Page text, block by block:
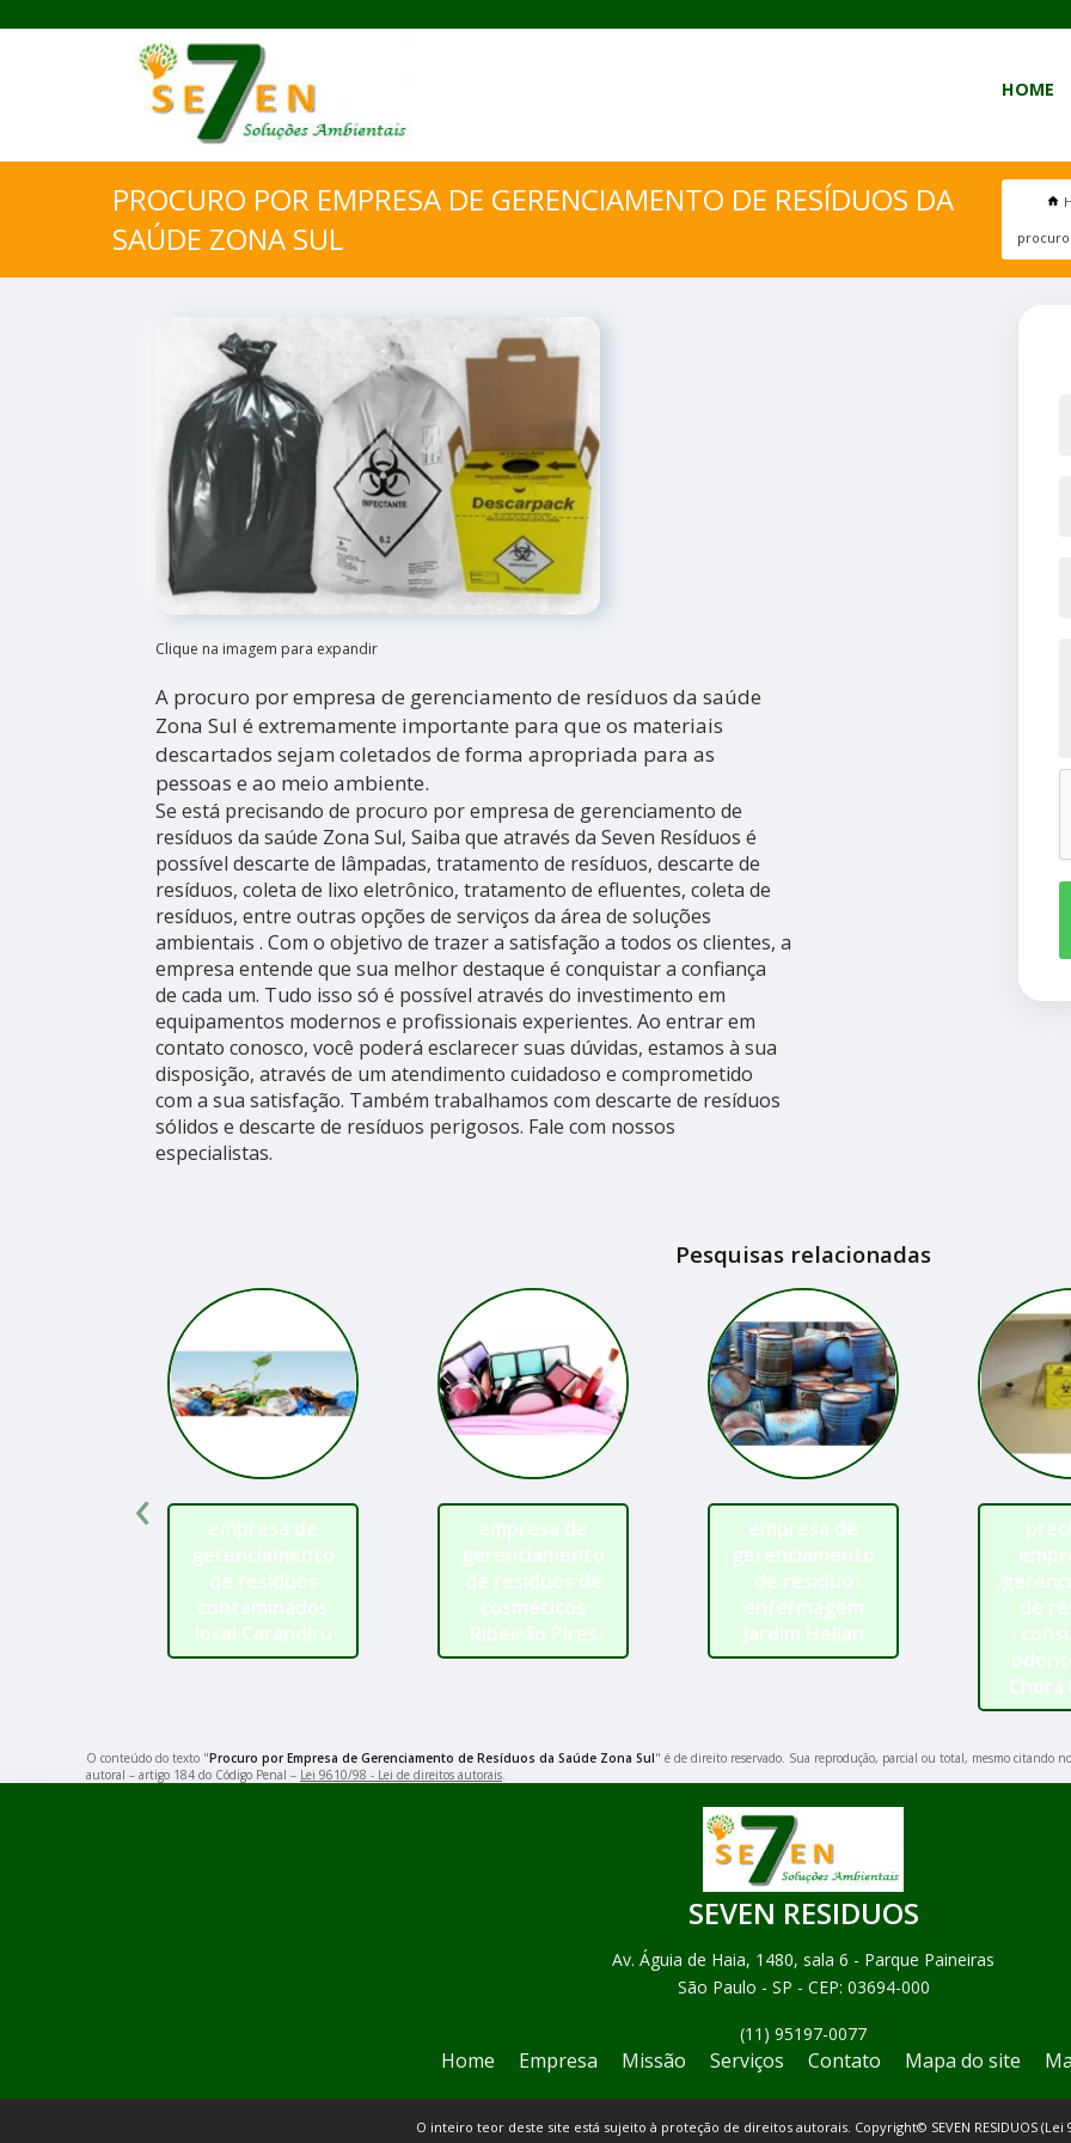
HOME
PROCURO POR EMPRESA DE GERENCIAMENTO DE RESÍDUOS DA
SAÚDE ZONA SUL
Clique na imagem para expandir
A procuro por empresa de gerenciamento de resíduos da saúde
Zona Sul é extremamente importante para que os materiais
descartados sejam coletados de forma apropriada para as
pessoas e ao meio ambiente.
Se está precisando de procuro por empresa de gerenciamento de
resíduos da saúde Zona Sul, Saiba que através da Seven Resíduos é
possível descarte de lâmpadas, tratamento de resíduos, descarte de
resíduos, coleta de lixo eletrônico, tratamento de efluentes, coleta de
resíduos, entre outras opções de serviços da área de soluções
ambientais . Com o objetivo de trazer a satisfação a todos os clientes, a
empresa entende que sua melhor destaque é conquistar a confiança
de cada um. Tudo isso só é possível através do investimento em
equipamentos modernos e profissionais experientes. Ao entrar em
contato conosco, você poderá esclarecer suas dúvidas, estamos à sua
disposição, através de um atendimento cuidadoso e comprometido
com a sua satisfação. Também trabalhamos com descarte de resíduos
sólidos e descarte de resíduos perigosos. Fale com nossos
especialistas.
Pesquisas relacionadas
empresa de
gerenciamento
de resíduos
contaminados
local Carandiru
empresa de
gerenciamento
de resíduos de
cosméticos
Ribeirão Pires
empresa de
gerenciamento
de resíduo
enfermagem
Jardim Helian
de
Chora
‹
O conteúdo do texto "Procuro por Empresa de Gerenciamento de Resíduos da Saúde Zona Sul" é de direito reservado. Sua reprodução, parcial ou total, mesmo citando
autoral – artigo 184 do Código Penal – Lei 9610/98 - Lei de direitos autorais.
SEVEN RESIDUOS
Av. Águia de Haia, 1480, sala 6 - Parque Paineiras
São Paulo - SP - CEP: 03694-000
(11) 95197-0077
Home Empresa Missão Serviços Contato Mapa do site
O inteiro teor deste site está sujeito à proteção de direitos autorais. Copyright© SEVEN RESIDUOS (Lei